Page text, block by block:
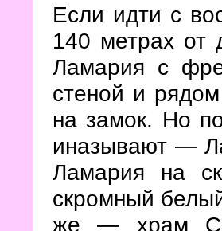
Если идти с
140 метрах от
Ламария с
стеной и
на замок. Но
иназывают —
Ламария на
скромный
же — храм